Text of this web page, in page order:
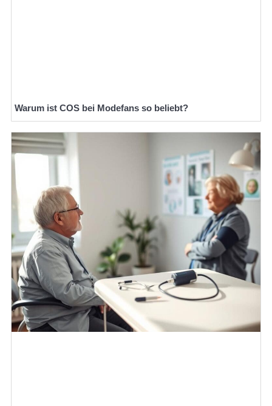
Warum ist COS bei Modefans so beliebt?